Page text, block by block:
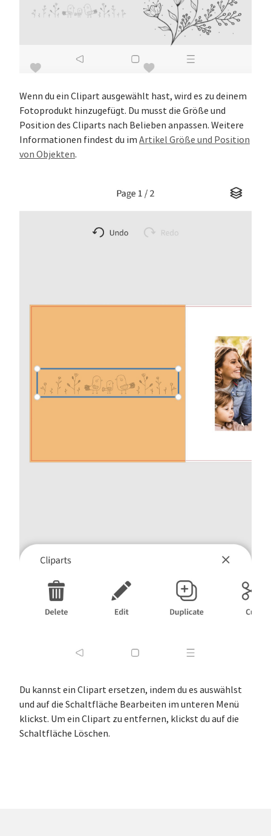
Wenn du ein Clipart ausgewählt hast, wird es zu deinem
Fotoprodukt hinzugefügt. Du musst die Größe und
Position des Cliparts nach Belieben anpassen. Weitere
Informationen findest du im Artikel Größe und Position
von Objekten.
Du kannst ein Clipart ersetzen, indem du es auswählst
und auf die Schaltfläche Bearbeiten im unteren Menü
klickst. Um ein Clipart zu entfernen, klickst du auf die
Schaltfläche Löschen.